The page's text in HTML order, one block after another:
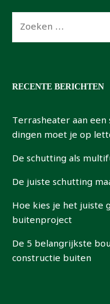
naar:
RECENTE BERICHTEN
Terrasheater aan
dingen moet je op
De schutting als
De juiste schutting
Hoe kies je het juiste
buitenproject
De 5 belangrijkste
constructie buiten